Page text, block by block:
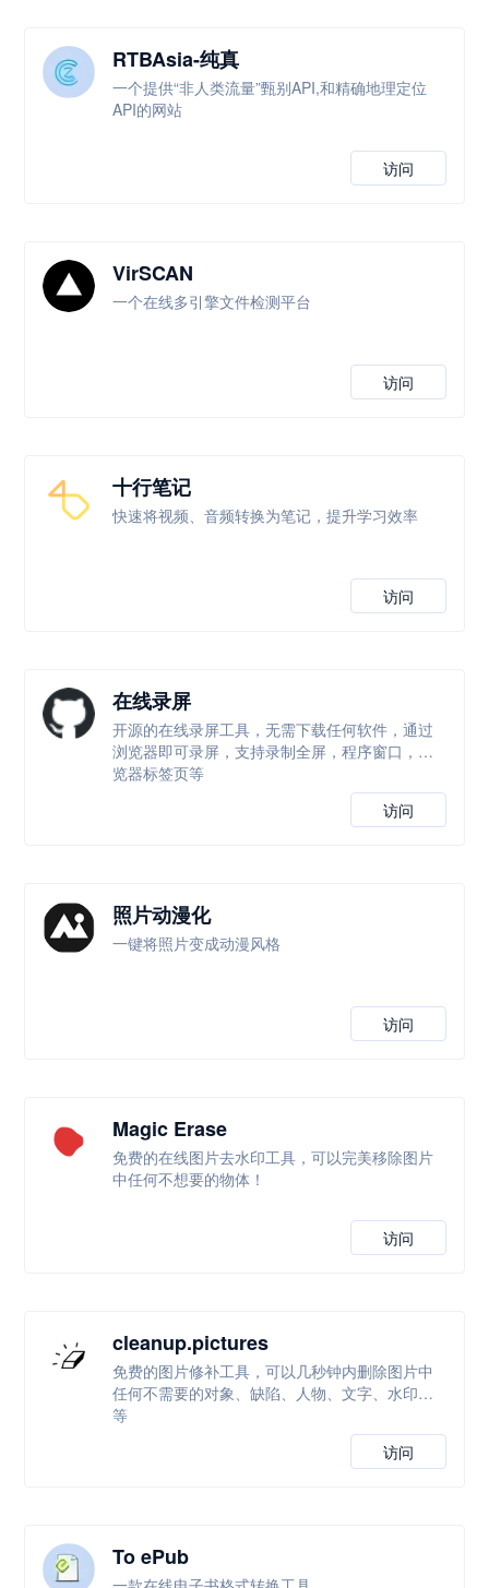
RTBAsia-纯真
一个提供“非人类流量”甄别API,和精确地理定位
API的网站
访问
VirSCAN
一个在线多引擎文件检测平台
访问
十行笔记
快速将视频、音频转换为笔记，提升学习效率
访问
在线录屏
开源的在线录屏工具，无需下载任何软件，通过
浏览器即可录屏，支持录制全屏，程序窗口，浏
览器标签页等
访问
照片动漫化
一键将照片变成动漫风格
访问
Magic Erase
免费的在线图片去水印工具，可以完美移除图片
中任何不想要的物体！
访问
cleanup.pictures
免费的图片修补工具，可以几秒钟内删除图片中
任何不需要的对象、缺陷、人物、文字、水印等
等
访问
To ePub